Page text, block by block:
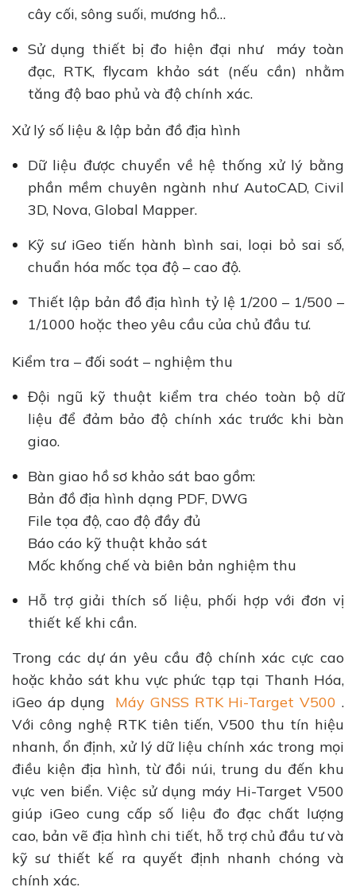
cây cối, sông suối, mương hồ…
Sử dụng thiết bị đo hiện đại như máy toàn
đạc, RTK, flycam khảo sát (nếu cần) nhằm
tăng độ bao phủ và độ chính xác.
Xử lý số liệu & lập bản đồ địa hình
Dữ liệu được chuyển về hệ thống xử lý bằng
phần mềm chuyên ngành như AutoCAD, Civil
3D, Nova, Global Mapper.
Kỹ sư iGeo tiến hành bình sai, loại bỏ sai số,
chuẩn hóa mốc tọa độ – cao độ.
Thiết lập bản đồ địa hình tỷ lệ 1/200 – 1/500 –
1/1000 hoặc theo yêu cầu của chủ đầu tư.
Kiểm tra – đối soát – nghiệm thu
Đội ngũ kỹ thuật kiểm tra chéo toàn bộ dữ
liệu để đảm bảo độ chính xác trước khi bàn
giao.
Bàn giao hồ sơ khảo sát bao gồm:
Bản đồ địa hình dạng PDF, DWG
File tọa độ, cao độ đầy đủ
Báo cáo kỹ thuật khảo sát
Mốc khống chế và biên bản nghiệm thu
Hỗ trợ giải thích số liệu, phối hợp với đơn vị
thiết kế khi cần.
Trong các dự án yêu cầu độ chính xác cực cao
hoặc khảo sát khu vực phức tạp tại Thanh Hóa,
iGeo áp dụng Máy GNSS RTK Hi-Target V500.
Với công nghệ RTK tiên tiến, V500 thu tín hiệu
nhanh, ổn định, xử lý dữ liệu chính xác trong mọi
điều kiện địa hình, từ đồi núi, trung du đến khu
vực ven biển. Việc sử dụng máy Hi-Target V500
giúp iGeo cung cấp số liệu đo đạc chất lượng
cao, bản vẽ địa hình chi tiết, hỗ trợ chủ đầu tư và
kỹ sư thiết kế ra quyết định nhanh chóng và
chính xác.